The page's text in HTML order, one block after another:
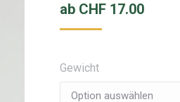
ab CHF17.00
Gewicht